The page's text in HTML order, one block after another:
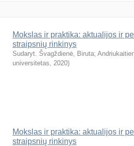
Mokslas ir praktika: aktualijos ir
straipsnių rinkinys
Sudaryt. Švagždienė, Biruta;
universitetas, 2020)
Mokslas ir praktika: aktualijos ir
straipsnių rinkinys